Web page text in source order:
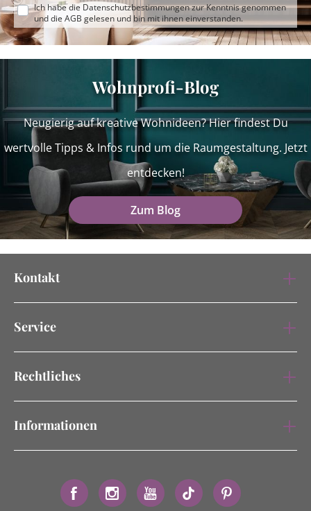
Ich habe die Datenschutzbestimmungenzur Kenntnis genommen
und die AGB gelesen und bin mit ihnen einverstanden.
Wohnprofi-Blog
Neugierig auf kreative Wohnideen? Hier findest Du
wertvolle Tipps & Infos rund um die Raumgestaltung. Jetzt
entdecken!
Zum Blog
Kontakt
Service
Rechtliches
Informationen